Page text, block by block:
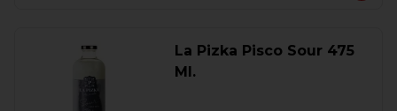
La Pizka Pisco Sour 475
Ml.